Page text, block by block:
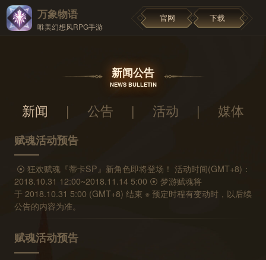
万象物语
唯美幻想风RPG手游
官网 下载
新闻公告
NEWS BULLETIN
新闻 | 公告 | 活动 | 媒体
赋魂活动预告
⦿ 狂欢赋魂『蒂卡SP』新角色即将登场！ 活动时间(GMT+8)：
2018.10.31 12:00~2018.11.14 5:00 ⦿ 梦游赋魂将
于 2018.10.31 5:00 (GMT+8) 结束 ※ 预定时程有变动时，以后续
公告的内容为准。
赋魂活动预告